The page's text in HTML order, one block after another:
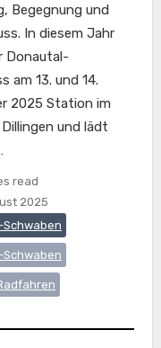
Begegnung und
In diesem Jahr
Donautal-
am 13. und 14.
2025 Station im
und lädt
read
2025